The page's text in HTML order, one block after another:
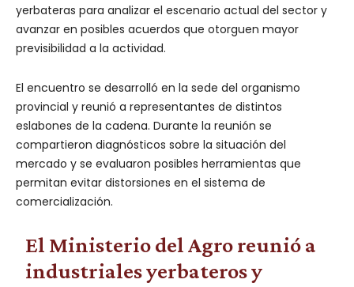
yerbateras para analizar el escenario actual del sector y
avanzar en posibles acuerdos que otorguen mayor
previsibilidad a la actividad.
El encuentro se desarrolló en la sede del organismo
provincial y reunió a representantes de distintos
eslabones de la cadena. Durante la reunión se
compartieron diagnósticos sobre la situación del
mercado y se evaluaron posibles herramientas que
permitan evitar distorsiones en el sistema de
comercialización.
El Ministerio del Agro reunió a
industriales yerbateros y